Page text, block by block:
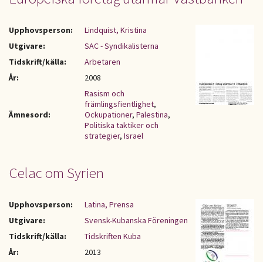
Upphovsperson:
Lindquist, Kristina
Utgivare:
SAC - Syndikalisterna
Tidskrift/källa:
Arbetaren
År:
2008
Ämnesord:
Rasism och
främlingsfientlighet,
Ockupationer, Palestina,
Politiska taktiker och
strategier, Israel
Celac om Syrien
Upphovsperson:
Latina, Prensa
Utgivare:
Svensk-Kubanska Föreningen
Tidskrift/källa:
Tidskriften Kuba
År:
2013